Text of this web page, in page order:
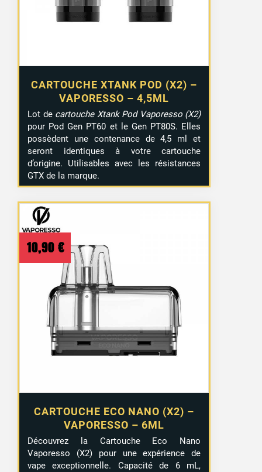
CARTOUCHE XTANK POD (X2) –
VAPORESSO – 4,5ML
Lot de cartouche Xtank Pod Vaporesso (X2)
pour Pod Gen PT60 et le Gen PT80S. Elles
possèdent une contenance de 4,5 ml et
seront identiques à votre cartouche
d’origine. Utilisables avec les résistances
GTX de la marque.
CARTOUCHE ECO NANO (X2) –
VAPORESSO – 6ML
10,90 €
Découvrez la Cartouche Eco Nano
Vaporesso (X2) pour une expérience de
vape exceptionnelle. Capacité de 6 mL,